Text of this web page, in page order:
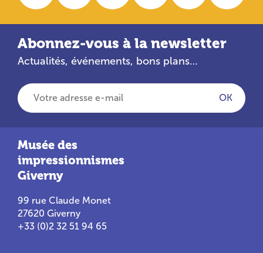
Abonnez-vous à la newsletter
Actualités, événements, bons plans…
Votre adresse e-mail
OK
Musée des
impressionnismes
Giverny
99 rue Claude Monet
27620 Giverny
+33 (0)2 32 51 94 65